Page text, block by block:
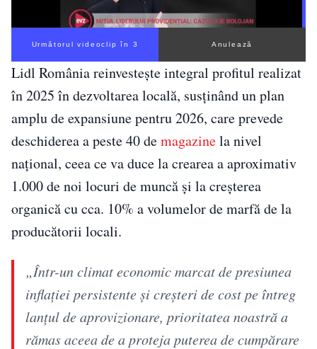
Următorul videoclip în 2 Anulează
Lidl România reinvestește integral profitul realizat
în 2025 în dezvoltarea locală, susținând un plan
amplu de expansiune pentru 2026, care prevede
deschiderea a peste 40 demagazinela nivel
național, ceea ce va duce la crearea a aproximativ
1.000 de noi locuri de muncă și la creșterea
organică cu cca. 10% a volumelor de marfă de la
producătorii locali.
„Într-un climat economic marcat de presiunea
inflației persistente și creșteri de cost pe întreg
lanțul de aprovizionare, prioritatea noastră a
rămas aceea de a proteja puterea de cumpărare